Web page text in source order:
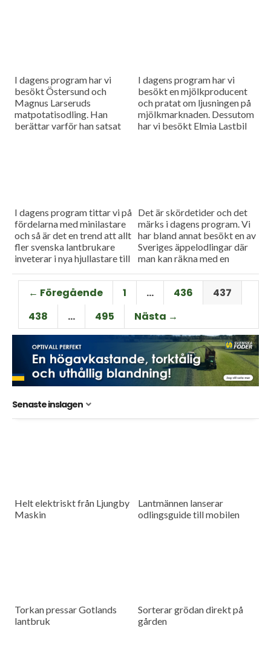
I dagens program har vi
besökt Östersund och
Magnus Larseruds
matpotatisodling. Han
berättar varför han satsat
I dagens program har vi
besökt en mjölkproducent
och pratat om ljusningen på
mjölkmarknaden. Dessutom
har vi besökt Elmia Lastbil
I dagens program tittar vi på
fördelarna med minilastare
och så är det en trend att allt
fler svenska lantbrukare
inveterar i nya hjullastare till
Det är skördetider och det
märks i dagens program. Vi
har bland annat besökt en av
Sveriges äppelodlingar där
man kan räkna med en
Anders Niléhn...
← Föregående 1 … 436
437
438
… 495 Nästa →
Senaste inslagen
Helt elektriskt från Ljungby
Maskin
Lantmännen lanserar
odlingsguide till mobilen
Torkan pressar Gotlands
lantbruk
Sorterar grödan direkt på
gården